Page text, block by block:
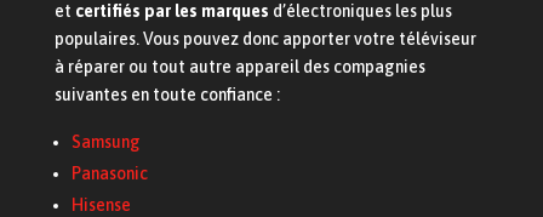
et certifiés par les marques d’électroniques les plus
populaires. Vous pouvez donc apporter votre téléviseur
à réparer ou tout autre appareil des compagnies
suivantes en toute confiance :
Samsung
Panasonic
Hisense